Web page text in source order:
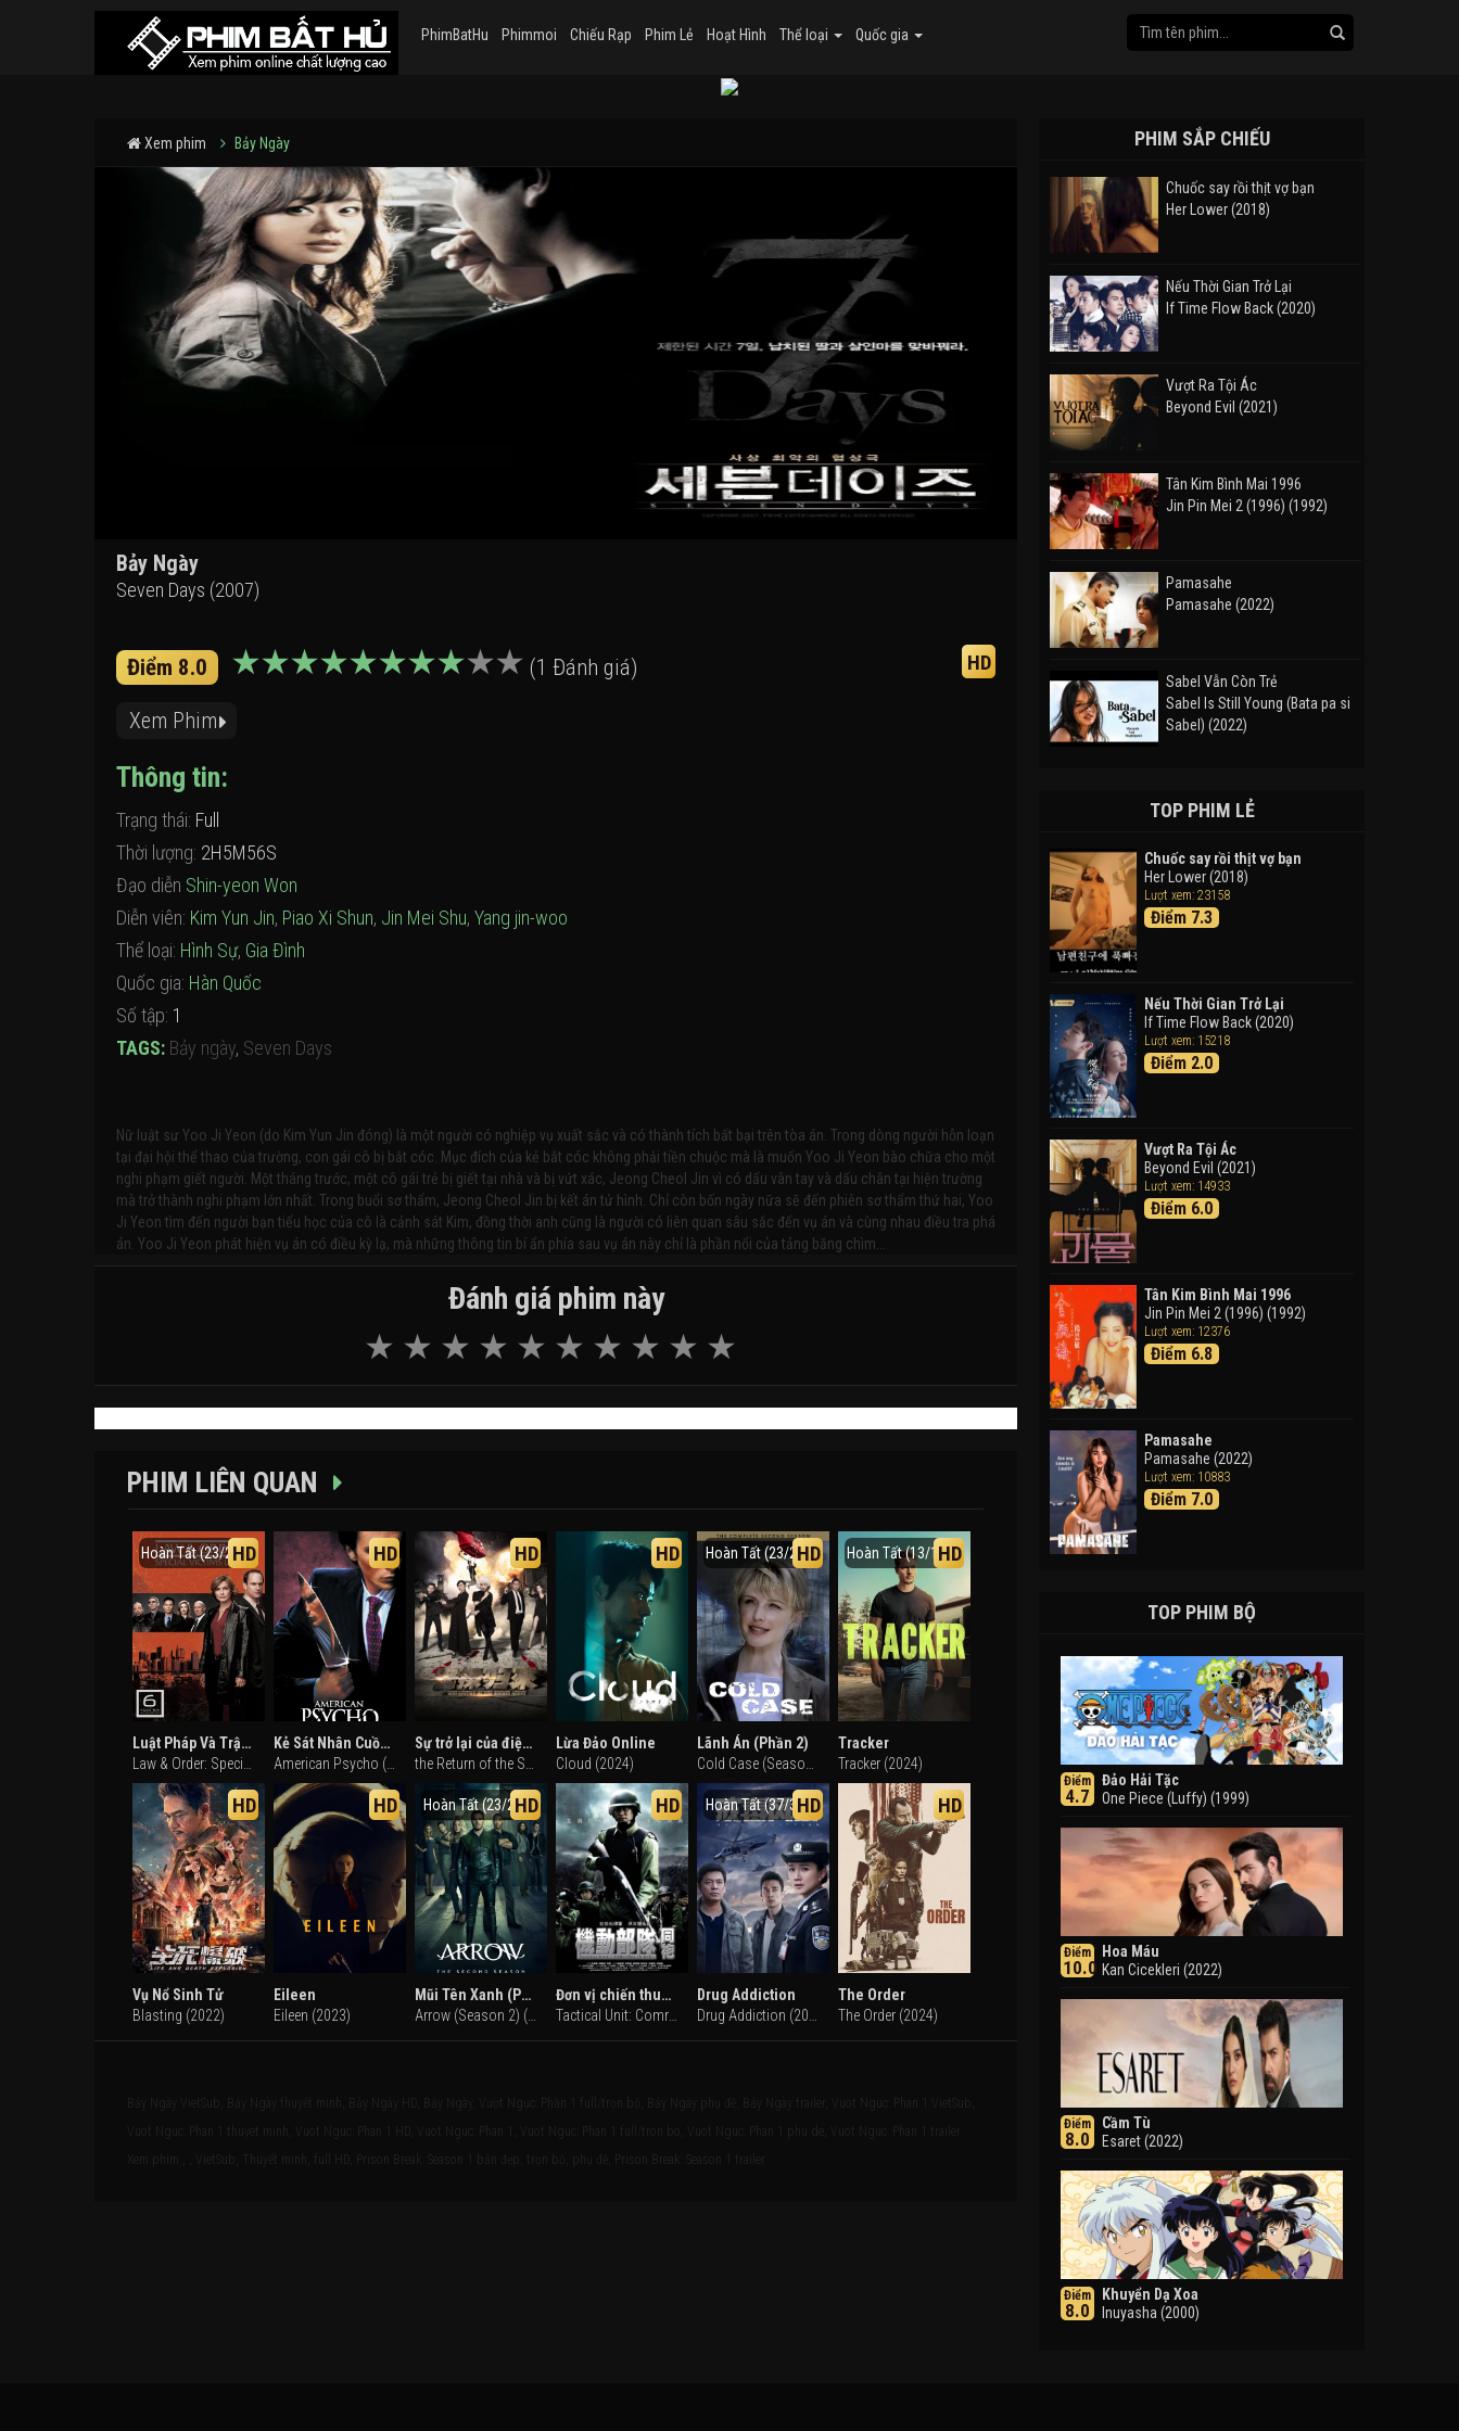
PhimBatHu Phimmoi Chiếu Rạp Phim Lẻ Hoạt Hình Thể loại Quốc gia
Xem phim Bảy Ngày
Bảy Ngày
Seven Days (2007)
Điểm 8.0 (1 Đánh giá) HD
Xem Phim
Thông tin:
Trạng thái: Full
Thời lượng: 2H5M56S
Đạo diễn Shin-yeon Won
Diễn viên: Kim Yun Jin, Piao Xi Shun, Jin Mei Shu, Yang jin-woo
Thể loại: Hình Sự, Gia Đình
Quốc gia: Hàn Quốc
Số tập: 1
TAGS: Bảy ngày, Seven Days
Nữ luật sư Yoo Ji Yeon (do Kim Yun Jin đóng) là một người có nghiệp vụ xuất sắc và có thành tích bất bại trên tòa án. Trong dòng người hỗn loạn
tại đại hội thể thao của trường, con gái cô bị bắt cóc. Mục đích của kẻ bắt cóc không phải tiền chuộc mà là muốn Yoo Ji Yeon bào chữa cho một
nghi phạm giết người. Một tháng trước, một cô gái trẻ bị giết tại nhà và bị vứt xác, Jeong Cheol Jin vì có dấu vân tay và dấu chân tại hiện trường
mà trở thành nghi phạm lớn nhất. Trong buổi sơ thẩm, Jeong Cheol Jin bị kết án tử hình. Chỉ còn bốn ngày nữa sẽ đến phiên sơ thẩm thứ hai, Yoo
Ji Yeon tìm đến người bạn tiểu học của cô là cảnh sát Kim, đồng thời anh cũng là người có liên quan sâu sắc đến vụ án và cùng nhau điều tra phá
án. Yoo Ji Yeon phát hiện vụ án có điều kỳ lạ, mà những thông tin bí ẩn phía sau vụ án này chỉ là phần nổi của tảng băng chìm...
Đánh giá phim này
PHIM LIÊN QUAN
Hoàn Tất (23/23)HD
Luật Pháp Và Trật Tự: Nạn Nhân Đặc Biệt (Phần 6)
HD
Kẻ Sát Nhân Cuồng Tín
HD
Sự trở lại của điệp viên bí mật
HD
Lừa Đảo Online
Cloud (2024)
Hoàn Tất (23/23)HD
Lãnh Án (Phần 2)
Hoàn Tất (13/13)HD
Tracker
Tracker (2024)
HD
Vụ Nổ Sinh Tử
Blasting (2022)
HD
Eileen
Eileen (2023)
Hoàn Tất (23/23)HD
Mũi Tên Xanh (Phần 2)
HD
Đơn vị chiến thuật: Comrades in Arms
Hoàn Tất (37/37)HD
Drug Addiction
HD
The Order
The Order (2024)
Bảy Ngày VietSub, Bảy Ngày thuyết minh, Bảy Ngày HD, Bảy Ngày, Vượt Ngục: Phần 1 full/trọn bộ, Bảy Ngày phụ đề, Bảy Ngày trailer, Vuot Nguc: Phan 1 VietSub,
Vuot Nguc: Phan 1 thuyet minh, Vuot Nguc: Phan 1 HD, Vuot Nguc: Phan 1, Vuot Nguc: Phan 1 full/tron bo, Vuot Nguc: Phan 1 phu de, Vuot Nguc: Phan 1 trailer
Xem phim , , VietSub, Thuyết minh, full HD, Prison Break: Season 1 bản đẹp, trọn bộ, phụ đề, Prison Break: Season 1 trailer
PHIM SẮP CHIẾU
Chuốc say rồi thịt vợ bạn
Her Lower (2018)
Nếu Thời Gian Trở Lại
If Time Flow Back (2020)
Vượt Ra Tội Ác
Beyond Evil (2021)
Tân Kim Bình Mai 1996
Jin Pin Mei 2 (1996) (1992)
Pamasahe
Pamasahe (2022)
Sabel Vẫn Còn Trẻ
Sabel Is Still Young (Bata pa si
Sabel) (2022)
Takas (2024)
Thám Tử Lừng Danh Conan 26:
Tàu Ngầm Sắt Màu Đen
Detective Conan: Black Iron
Phiêu Lưu Vào Thế Giới Trong
Tranh
Doraemon the Movie: Nobita's
Art World Tales (2025)
Tháng Ngày Tươi Đẹp
TOP PHIM LẺ
Chuốc say rồi thịt vợ bạn
Her Lower (2018)
Lượt xem: 23158
Điểm 7.3
Nếu Thời Gian Trở Lại
If Time Flow Back (2020)
Lượt xem: 15218
Điểm 2.0
Vượt Ra Tội Ác
Beyond Evil (2021)
Lượt xem: 14933
Điểm 6.0
Tân Kim Bình Mai 1996
Jin Pin Mei 2 (1996) (1992)
Lượt xem: 12376
Điểm 6.8
Pamasahe
Pamasahe (2022)
Lượt xem: 10883
Điểm 7.0
TOP PHIM BỘ
Điểm
4.7
Đảo Hải Tặc
One Piece (Luffy) (1999)
Điểm
10.0
Hoa Máu
Kan Cicekleri (2022)
Điểm
8.0
Cầm Tù
Esaret (2022)
Điểm
8.0
Khuyển Dạ Xoa
Inuyasha (2000)